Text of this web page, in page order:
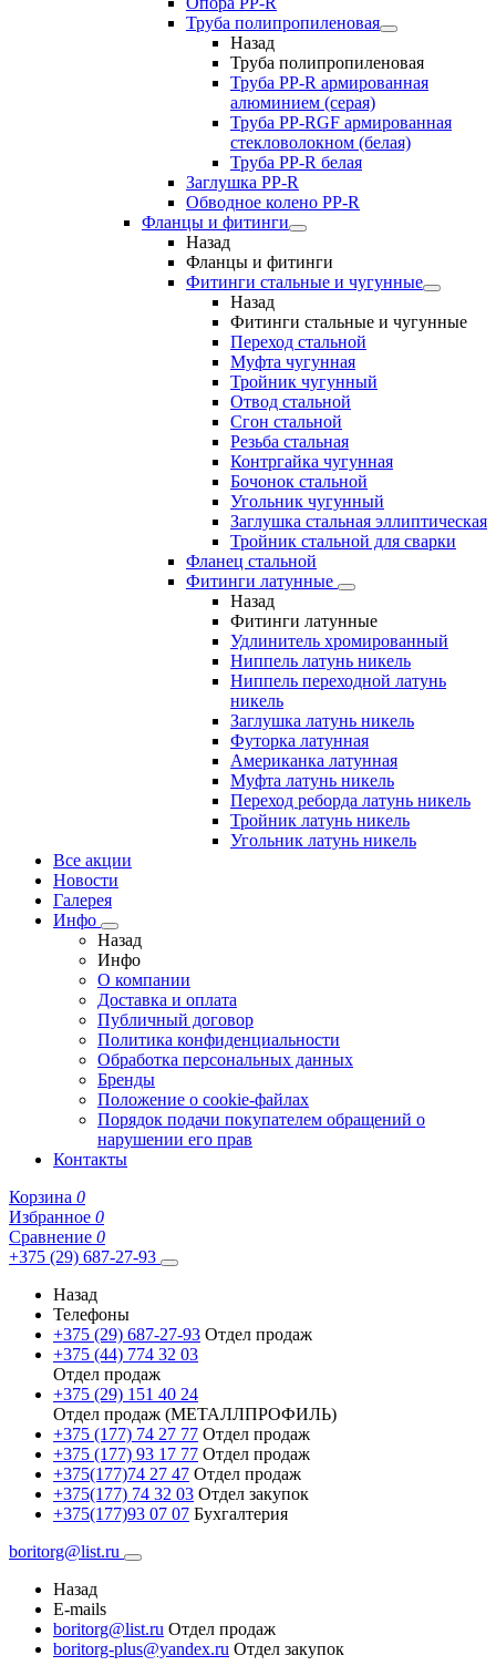
Труба полипропиленовая
Назад
Труба полипропиленовая
Труба PP-R армированная
алюминием (серая)
Труба PP-RGF армированная
стекловолокном (белая)
Труба РР-R белая
Заглушка PP-R
Обводное колено PP-R
Фланцы и фитинги
Назад
Фланцы и фитинги
Фитинги стальные и чугунные
Назад
Фитинги стальные и чугунные
Переход стальной
Муфта чугунная
Тройник чугунный
Отвод стальной
Сгон стальной
Резьба стальная
Контргайка чугунная
Бочонок стальной
Угольник чугунный
Заглушка стальная эллиптическая
Тройник стальной для сварки
Фланец стальной
Фитинги латунные
Назад
Фитинги латунные
Удлинитель хромированный
Ниппель латунь никель
Ниппель переходной латунь
никель
Заглушка латунь никель
Футорка латунная
Американка латунная
Муфта латунь никель
Переход реборда латунь никель
Тройник латунь никель
Угольник латунь никель
Все акции
Новости
Галерея
Инфо
Назад
Инфо
О компании
Доставка и оплата
Публичный договор
Политика конфиденциальности
Обработка персональных данных
Бренды
Положение о cookie-файлах
Порядок подачи покупателем обращений о
нарушении его прав
Контакты
Корзина 0
Избранное 0
Сравнение 0
+375 (29) 687-27-93
Назад
Телефоны
+375 (29) 687-27-93 Отдел продаж
+375 (44) 774 32 03
Отдел продаж
+375 (29) 151 40 24
Отдел продаж (МЕТАЛЛПРОФИЛЬ)
+375 (177) 74 27 77 Отдел продаж
+375 (177) 93 17 77 Отдел продаж
+375(177)74 27 47 Отдел продаж
+375(177) 74 32 03 Отдел закупок
+375(177)93 07 07 Бухгалтерия
boritorg@list.ru
Назад
E-mails
boritorg@list.ru Отдел продаж
boritorg-plus@yandex.ru Отдел закупок